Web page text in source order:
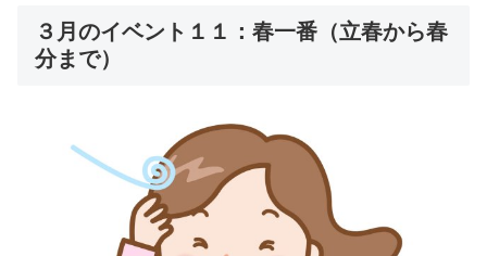
３月のイベント１１：春一番（立春から春
分まで）